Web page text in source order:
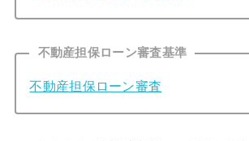
不動産担保ローン審査基準
不動産担保ローン審査